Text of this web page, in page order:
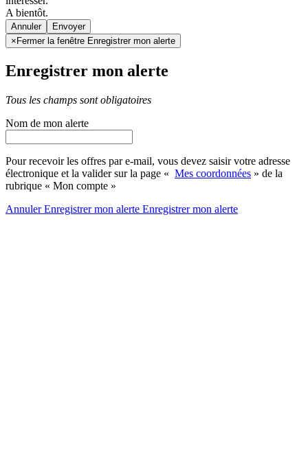
A bientôt.
Annuler
× Fermer la fenêtre Enregistrer mon alerte
Enregistrer mon alerte
Tous les champs sont obligatoires
Nom de mon alerte
Pour recevoir les offres par e-mail, vous devez saisir votre adresse
électronique et la valider sur la page « Mes coordonnées » de la
rubrique « Mon compte »
AnnulerEnregistrer mon alerte Enregistrermon alerte